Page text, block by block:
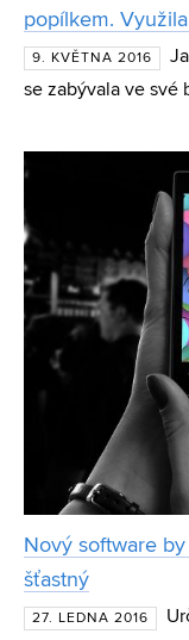
popílkem.
9. KVĚTNA 2016
se zabývala ve své
do směsi, která se
Nový software
šťastný
27. LEDNA 2016